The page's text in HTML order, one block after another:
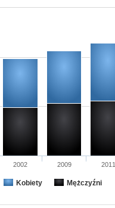
Kobiety Mężczyźni
2002 2009 2011